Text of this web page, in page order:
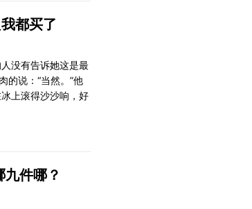
都买了
没有告诉她这是最
的说：“当然。”他
上滚得沙沙响，好
件哪？